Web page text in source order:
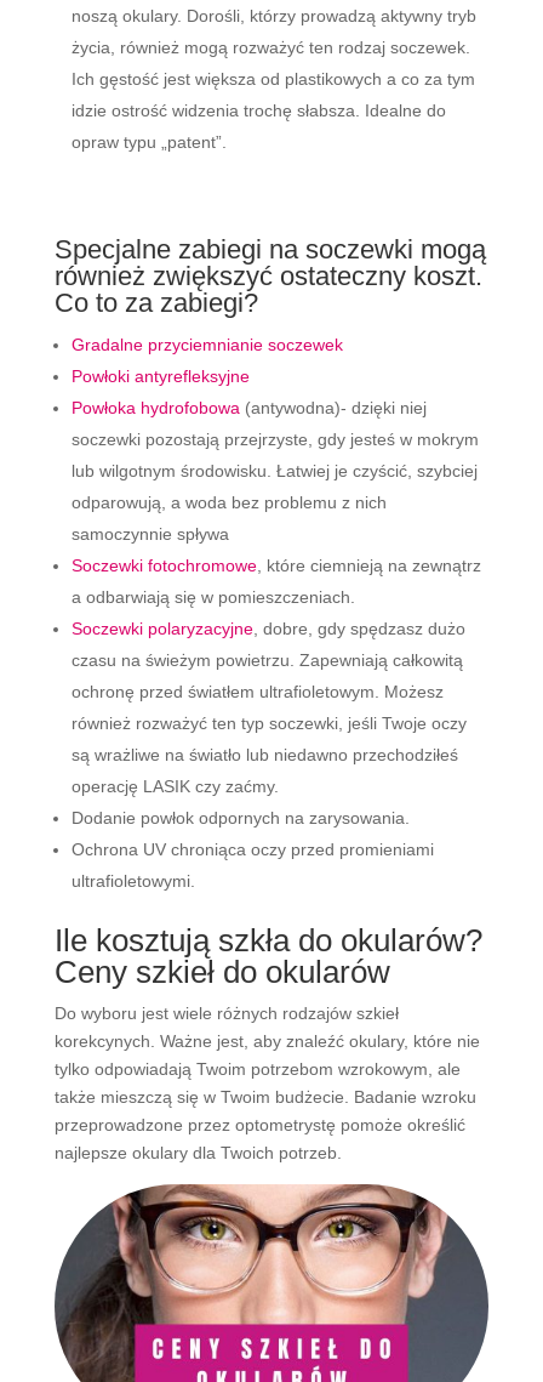
noszą okulary. Dorośli, którzy prowadzą aktywny tryb
życia, również mogą rozważyć ten rodzaj soczewek.
Ich gęstość jest większa od plastikowych a co za tym
idzie ostrość widzenia trochę słabsza. Idealne do
opraw typu „patent”.
Specjalne zabiegi na soczewki mogą
również zwiększyć ostateczny koszt.
Co to za zabiegi?
Gradalne przyciemnianie soczewek
Powłoki antyrefleksyjne
Powłoka hydrofobowa (antywodna)- dzięki niej
soczewki pozostają przejrzyste, gdy jesteś w mokrym
lub wilgotnym środowisku. Łatwiej je czyścić, szybciej
odparowują, a woda bez problemu z nich
samoczynnie spływa
Soczewki fotochromowe, które ciemnieją na zewnątrz
a odbarwiają się w pomieszczeniach.
Soczewki polaryzacyjne, dobre, gdy spędzasz dużo
czasu na świeżym powietrzu. Zapewniają całkowitą
ochronę przed światłem ultrafioletowym. Możesz
również rozważyć ten typ soczewki, jeśli Twoje oczy
są wrażliwe na światło lub niedawno przechodziłeś
operację LASIK czy zaćmy.
Dodanie powłok odpornych na zarysowania.
Ochrona UV chroniąca oczy przed promieniami
ultrafioletowymi.
Ile kosztują szkła do okularów?
Ceny szkieł do okularów
Do wyboru jest wiele różnych rodzajów szkieł
korekcynych. Ważne jest, aby znaleźć okulary, które nie
tylko odpowiadają Twoim potrzebom wzrokowym, ale
także mieszczą się w Twoim budżecie. Badanie wzroku
przeprowadzone przez optometrystę pomoże określić
najlepsze okulary dla Twoich potrzeb.